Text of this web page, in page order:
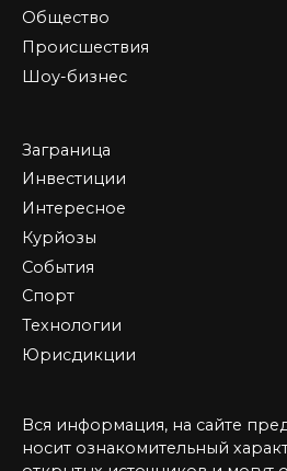
Общество
Происшествия
Шоу-бизнес
Заграница
Инвестиции
Интересное
Курйозы
События
Спорт
Технологии
Юрисдикции
Вся информация, на сайте
носит ознакомительный